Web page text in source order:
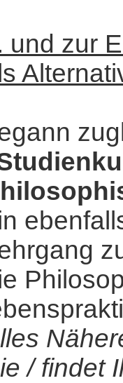
und zur
/ findet